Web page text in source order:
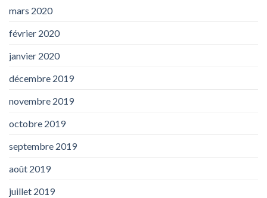
mars 2020
février 2020
janvier 2020
décembre 2019
novembre 2019
octobre 2019
septembre 2019
août 2019
juillet 2019